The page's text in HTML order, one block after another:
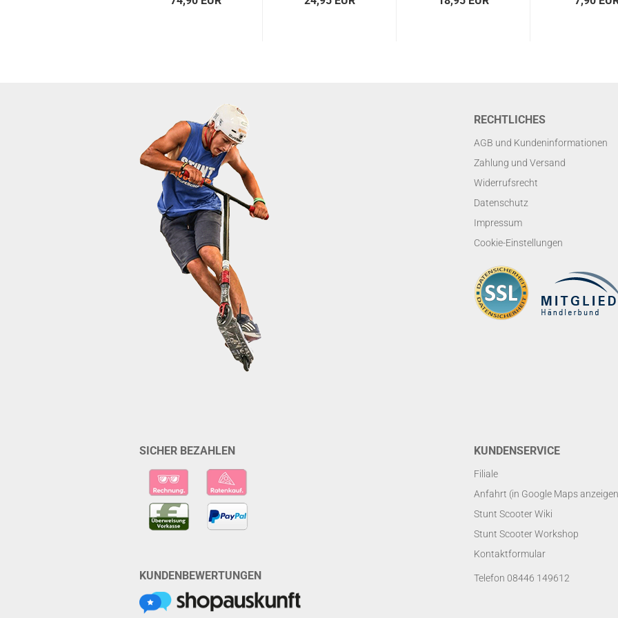
RECHTLICHES
AGB und Kundeninformationen
Zahlung und Versand
Widerrufsrecht
Datenschutz
Impressum
Cookie-Einstellungen
SICHER BEZAHLEN
KUNDENBEWERTUNGEN
KUNDENSERVICE
Filiale
Anfahrt (in Google Maps
Stunt Scooter Wiki
Stunt Scooter Workshop
Kontaktformular
Telefon 08446 149612